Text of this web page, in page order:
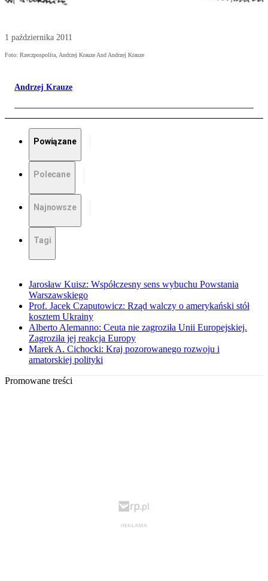
1 października 2011
Foto: Rzeczpospolita, Andrzej Krauze And Andrzej Krauze
Andrzej Krauze
Powiązane
Polecane
Najnowsze
Tagi
Jarosław Kuisz: Współczesny sens wybuchu Powstania
Warszawskiego
Prof. Jacek Czaputowicz: Rząd walczy o amerykański stół
kosztem Ukrainy
Alberto Alemanno: Ceuta nie zagroziła Unii Europejskiej.
Zagroziła jej reakcja Europy
Marek A. Cichocki: Kraj pozorowanego rozwoju i
amatorskiej polityki
Promowane treści